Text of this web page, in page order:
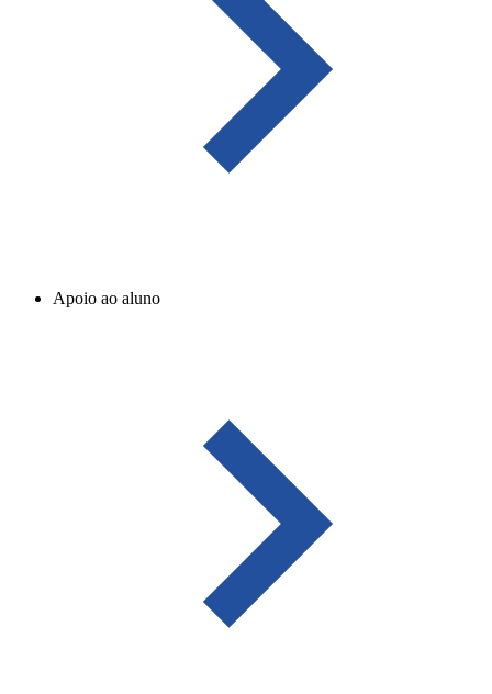
Apoio ao aluno